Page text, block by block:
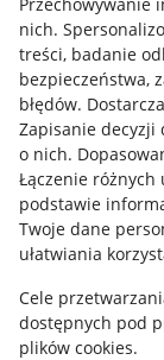
nich.
treści, badanie
bezpieczeństwa,
błędów.
Zapisanie decyzji
o nich.
Łączenie różnych
podstawie
Twoje dane
ułatwiania
Cele
dostępnych pod
plików cookies.
Allegro Gadane
Mapa
Informacje
Regulamin
Polityka plików
Ustawienia
Udostępnianie
Informacje dla